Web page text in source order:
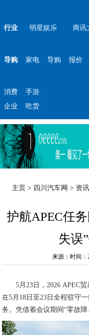
行业 明星娱乐 商讯
导购 家电 导购 报价
消费
手游
企业
吃货
主页 > 四川汽车网 > 资讯
护航APEC任
失误
来源：时间：
5月23日，2026 APEC
在5月18日至23日全程驻守
务。凭借着会议期间“零故